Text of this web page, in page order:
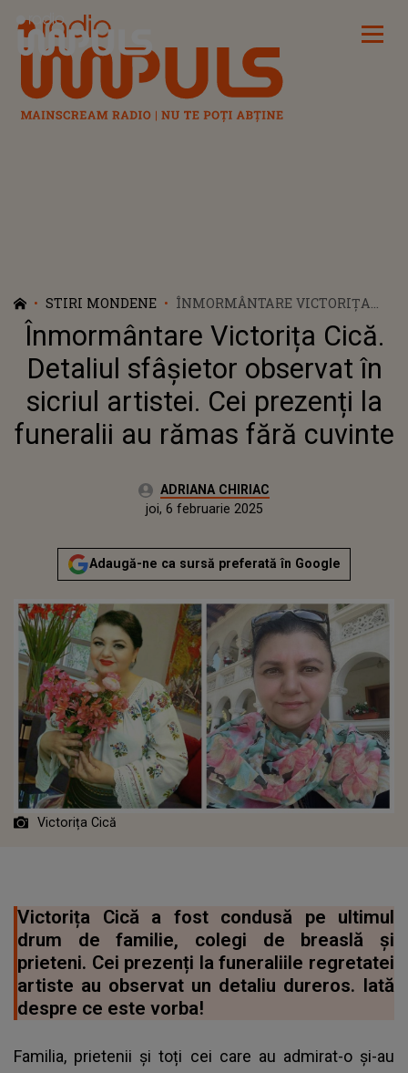
Radio Impuls
STIRI MONDENE
ÎNMORMÂNTARE VICTORIȚA
CICĂ. DETALIUL SFÂȘIETOR
OBSERVAT ÎN SICRIUL ARTISTEI.
CEI PREZENȚI LA FUNERALII
AU RĂMAS FĂRĂ CUVINTE
Înmormântare Victorița Cică.
Detaliul sfâșietor observat în
sicriul artistei. Cei prezenți la
funeralii au rămas fără cuvinte
Autor:ADRIANA CHIRIAC
sâmbătă, 17 februarie 2024Actualizat:
joi, 6 februarie 2025
Adaugă-ne ca sursă preferată în Google
Victorița Cică
Victorița Cică a fost condusă pe ultimul
drum de familie, colegi de breaslă și
prieteni. Cei prezenți la funeraliile regretatei
artiste au observat un detaliu dureros. Iată
despre ce este vorba!
Familia, prietenii și toți cei care au admirat-o și-au